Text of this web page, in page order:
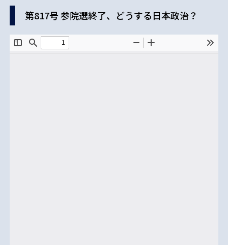
第817号 参院選終了、どうする日本政治？